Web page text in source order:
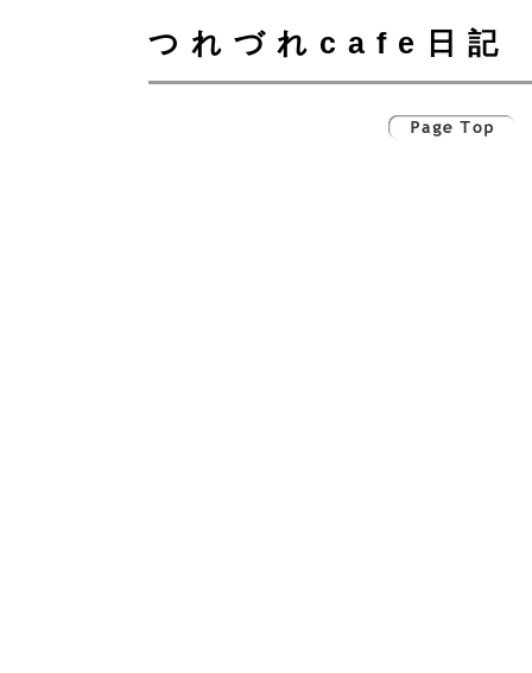
つれづれcafe日記